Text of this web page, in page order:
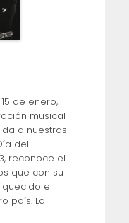
de enero,
musical
a nuestras
del
reconoce el
que con su
el
país. La